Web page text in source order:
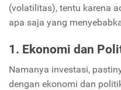
(volatilitas), tentu karena
apa saja yang
1. Ekonomi dan
Namanya investasi,
dengan ekonomi dan